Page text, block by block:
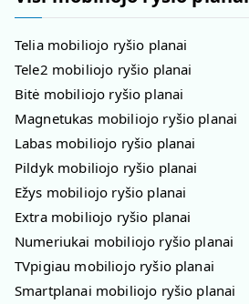
Telia mobiliojo ryšio planai
Tele2 mobiliojo ryšio planai
Bitė mobiliojo ryšio planai
Magnetukas mobiliojo ryšio planai
Labas mobiliojo ryšio planai
Pildyk mobiliojo ryšio planai
Ežys mobiliojo ryšio planai
Extra mobiliojo ryšio planai
Numeriukai mobiliojo ryšio planai
TVpigiau mobiliojo ryšio planai
Smartplanai mobiliojo ryšio planai